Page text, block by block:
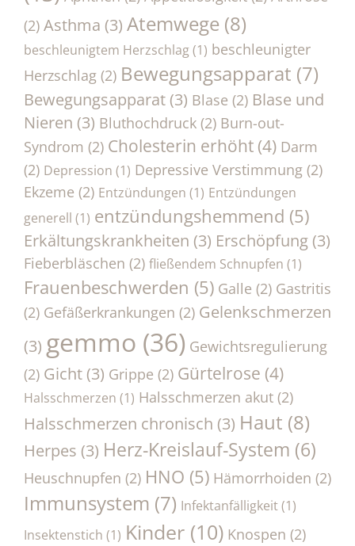
(2) Asthma (3) Atemwege (8)
beschleunigtem Herzschlag(1) beschleunigter
Herzschlag (2) Bewegungsapparat (7)
Bewegungsapparat (3) Blase (2) Blase und
Nieren (3) Bluthochdruck (2) Burn-out-
Syndrom (2) Cholesterin erhöht (4) Darm
(2) Depression (1) Depressive Verstimmung (2)
Ekzeme (2) Entzündungen (1) Entzündungen
generell (1) entzündungshemmend (5)
Erkältungskrankheiten (3) Erschöpfung (3)
Fieberbläschen (2) fließendem Schnupfen (1)
Frauenbeschwerden (5) Galle (2) Gastritis
(2) Gefäßerkrankungen (2) Gelenkschmerzen
(3) gemmo (36) Gewichtsregulierung
(2) Gicht (3) Grippe (2) Gürtelrose (4)
Halsschmerzen (1) Halsschmerzen akut (2)
Halsschmerzen chronisch (3) Haut (8)
Herpes (3) Herz-Kreislauf-System (6)
Heuschnupfen (2) HNO (5) Hämorrhoiden (2)
Immunsystem (7) Infektanfälligkeit(1)
Insektenstich (1) Kinder (10) Knospen (2)